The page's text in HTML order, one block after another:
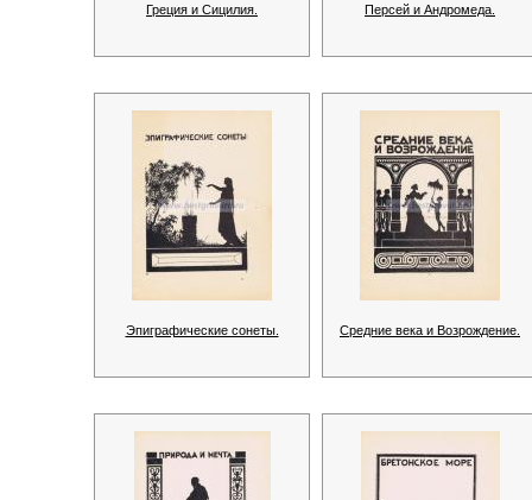
Греция и Сицилия. Персей и Андромеда.
Эпиграфические сонеты. Средние века и Возрождение.